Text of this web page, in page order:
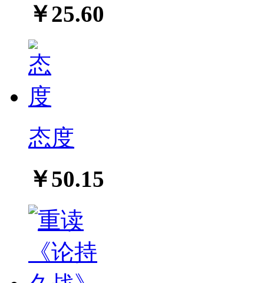
￥25.60
态度
￥50.15